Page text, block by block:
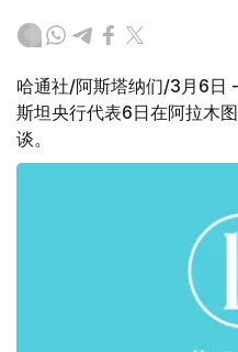
哈通社/阿斯塔纳们/3月6日
斯坦央行代表6日在阿拉木
谈。